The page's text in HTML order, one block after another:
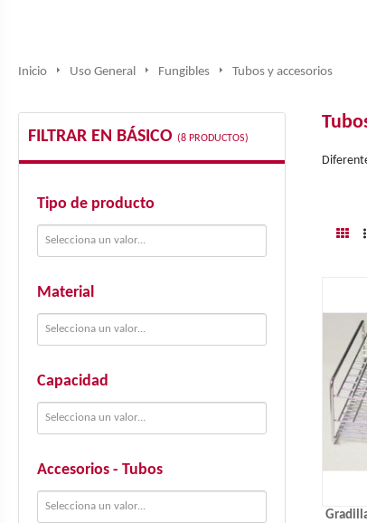
Inicio Uso General Fungibles Tubos y accesorios
FILTRAR EN BÁSICO (8 PRODUCTOS)
Tipo de producto
Material
Capacidad
Accesorios - Tubos